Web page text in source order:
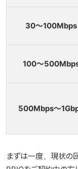
30〜100Mbps
100〜
500Mbps〜
まずは一度、現状の